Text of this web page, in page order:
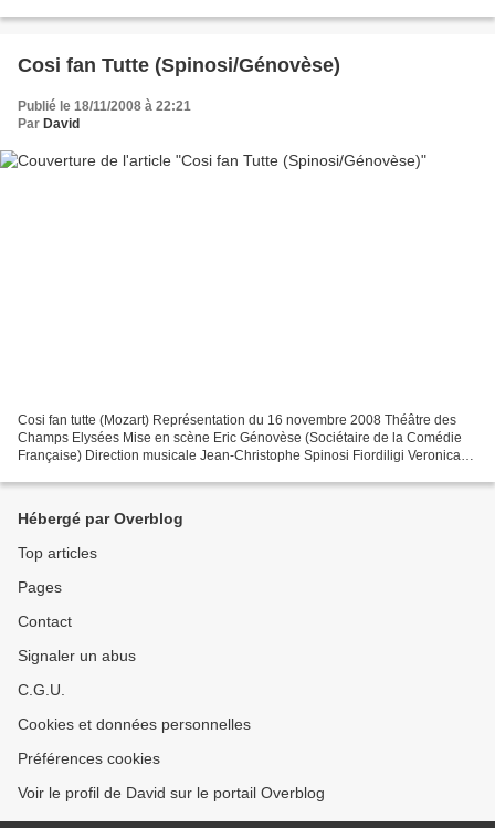
Cosi fan Tutte (Spinosi/Génovèse)
Publié le 18/11/2008 à 22:21
Par David
Cosi fan tutte (Mozart) Représentation du 16 novembre 2008 Théâtre des
Champs Elysées Mise en scène Eric Génovèse (Sociétaire de la Comédie
Française) Direction musicale Jean-Christophe Spinosi Fiordiligi Veronica
Hébergé par Overblog
Top articles
Pages
Contact
Signaler un abus
C.G.U.
Cookies et données personnelles
Préférences cookies
Voir le profil de David sur le portail Overblog